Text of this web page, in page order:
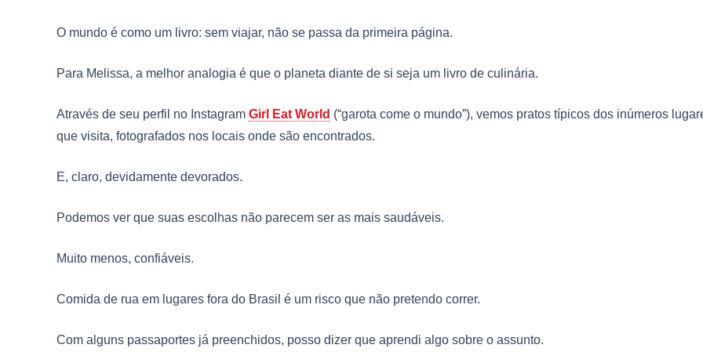
O mundo é como um livro: sem viajar, não se passa da primeira página.
Para Melissa, a melhor analogia é que o planeta diante de si seja um livro de culinária.
Através de seu perfil no Instagram Girl Eat World (“garota come o mundo”), vemos pratos típicos dos inúmeros
que visita, fotografados nos locais onde são encontrados.
E, claro, devidamente devorados.
Podemos ver que suas escolhas não parecem ser as mais saudáveis.
Muito menos, confiáveis.
Comida de rua em lugares fora do Brasil é um risco que não pretendo correr.
Com alguns passaportes já preenchidos, posso dizer que aprendi algo sobre o assunto.